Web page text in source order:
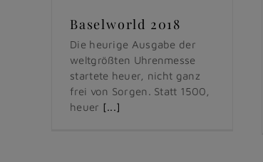
Baselworld 2018
Die heurige Ausgabe der
weltgrößten Uhrenmesse
startete heuer, nicht ganz
frei von Sorgen. Statt 1500,
heuer [...]